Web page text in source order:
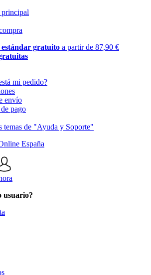
gratuito a partir de 87,90 €
mi pedido?
envío
pago
temas de "Ayuda y Soporte"
usuario?